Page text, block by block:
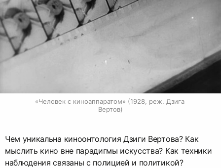
«Человек с киноаппаратом» (1928, реж. Дзига
Вертов)
Чем уникальна киноонтология Дзиги Вертова? Как
мыслить кино вне парадигмы искусства? Как техники
наблюдения связаны с полицией и политикой?